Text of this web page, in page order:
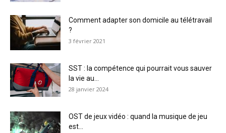
Comment adapter son domicile au télétravail
?
3 février 2021
SST : la compétence qui pourrait vous sauver
la vie au...
28 janvier 2024
OST de jeux vidéo : quand la musique de jeu
est...